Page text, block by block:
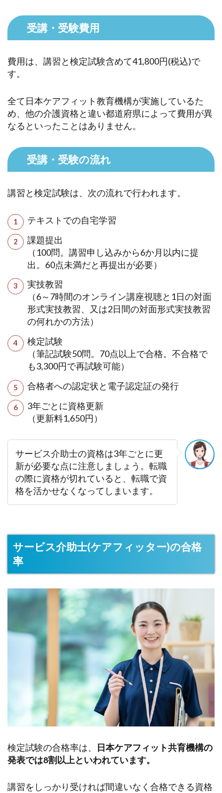
受講・受験費用
費用は、講習と検定試験含めて41,800円(税込)で
す。
全て日本ケアフィット教育機構が実施しているた
め、他の介護資格と違い都道府県によって費用が異
なるといったことはありません。
受講・受験の流れ
講習と検定試験は、次の流れで行われます。
テキストでの自宅学習
課題提出
（100問。講習申し込みから6か月以内に提
出。60点未満だと再提出が必要）
実技教習
（6～7時間のオンライン講座視聴と1日の対面
形式実技教習、又は2日間の対面形式実技教習
の何れかの方法）
検定試験
（筆記試験50問。70点以上で合格。不合格で
も3,300円で再試験可能）
合格者への認定状と電子認定証の発行
3年ごとに資格更新
（更新料1,650円）
サービス介助士の資格は3年ごとに更
新が必要な点に注意しましょう。転職
の際に資格が切れていると、転職で資
格を活かせなくなってしまいます。
サービス介助士(ケアフィッター)の合格
率
検定試験の合格率は、 日本ケアフィット共育機構の
発表では8割以上といわれています。
講習をしっかり受ければ間違いなく合格できる資格